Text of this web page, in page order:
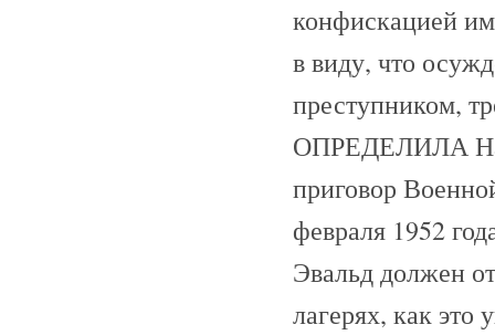
конфискацией
в виду, что
преступником,
ОПРЕДЕЛИЛА На
приговор
февраля 1952
Эвальд должен
лагерях, как это